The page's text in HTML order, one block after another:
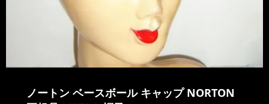
ノートン ベースボール キャップ NORTON